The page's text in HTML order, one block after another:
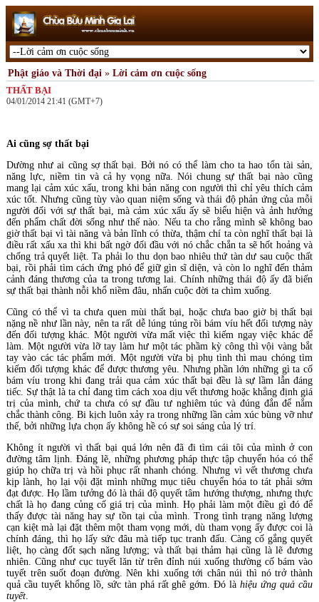
Phật giáo và Thời đại » Lời cảm ơn cuộc sống
THẤT BẠI
04/01/2014 21:41 (GMT+7)
Ai cũng sợ thất bại
Dường như ai cũng sợ thất bại. Bởi nó có thể làm cho ta hao tổn tài sản,
năng lực, niềm tin và cả hy vọng nữa. Nói chung sự thất bại nào cũng
mang lại cảm xúc xấu, trong khi bản năng con người thì chỉ yêu thích cảm
xúc tốt. Nhưng cũng tùy vào quan niệm sống và thái độ phản ứng của mỗi
người đối với sự thất bại, mà cảm xúc xấu ấy sẽ biểu hiện và ảnh hưởng
đến phẩm chất đời sống như thế nào. Nếu ta cho rằng mình sẽ không bao
giờ thất bại vì tài năng và bản lĩnh có thừa, thậm chí ta còn nghĩ thất bại là
điều rất xấu xa thì khi bất ngờ đối đầu với nó chắc chắn ta sẽ hốt hoảng và
chống trả quyết liệt. Ta phải lo thu dọn bao nhiêu thứ tàn dư sau cuộc thất
bại, rồi phải tìm cách ứng phó để giữ gìn sĩ diện, và còn lo nghĩ đến thảm
cảnh đáng thương của ta trong tương lai. Chính những thái độ ấy đã biến
sự thất bại thành nỗi khổ niềm đâu, nhấn cuộc đời ta chìm xuống.
Cũng có thể vì ta chưa quen mùi thất bại, hoặc chưa bao giờ bị thất bại
nặng nề như lần này, nên ta rất dễ lúng túng rồi bám víu hết đối tượng này
đến đối tượng khác. Một người vừa mất việc thì kiếm ngay việc khác để
làm. Một người vừa lỡ tay làm hư một tác phầm kỳ công thì vội vàng bắt
tay vào các tác phẩm mới. Một người vừa bị phụ tình thì mau chóng tìm
kiếm đối tượng khác để được thương yêu. Nhưng phần lớn những gì ta cố
bám víu trong khi đang trải qua cảm xúc thất bại đều là sự lầm lẫn đáng
tiếc. Sự thật là ta chỉ đang tìm cách xoa dịu vết thương hoặc khẳng định giá
trị của mình, chứ ta chưa có sự đầu tư nghiêm túc và đúng đắn để nắm
chắc thành công. Bi kịch luôn xảy ra trong những lần cảm xúc bùng vỡ như
thế, bởi những lựa chọn ấy không hề có sự soi sáng của lý trí.
Không ít người vì thất bại quá lớn nên đã đi tìm cái tôi của mình ở con
đường tâm lịnh. Đáng lẽ, những phương pháp thực tập chuyển hóa có thể
giúp họ chữa trị và hồi phục rất nhanh chóng. Nhưng vì vết thương chưa
kịp lành, họ lại vội đặt mình những mục tiêu chuyển hóa to tát phải sớm
đạt được. Họ lầm tưởng đó là thái độ quyết tâm hướng thượng, nhưng thực
chất là họ đang củng cố giá trị của mình. Họ phải làm một điều gì đó để
thấy được tài năng hay sự tồn tại của mình. Trong tình trạng năng lượng
cạn kiệt mà lại đặt thêm một tham vọng mới, dù tham vọng ấy được coi là
chính đáng, thì họ lấy sức đâu mà tiếp tục tranh đấu. Càng cố gắng quyết
liệt, họ càng đốt sạch năng lượng; và thất bại thảm hại cũng là lẽ đương
nhiên. Cũng như cục tuyết lăn từ trên đỉnh núi xuống thường cố bám vào
tuyết trên suốt đoạn đường. Nên khi xuống tới chân núi thì nó trở thành
quả cầu tuyết khổng lồ, sức tàn phá rất ghê gớm. Đó làhiệu ứng quả cầu
tuyết.